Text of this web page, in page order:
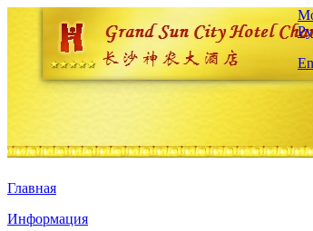
Главная
Информация